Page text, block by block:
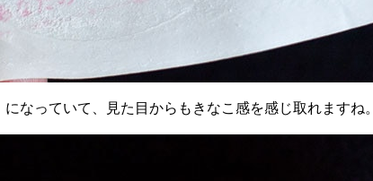
なっていて、見た目からもきなこ感を感じ取れますね。